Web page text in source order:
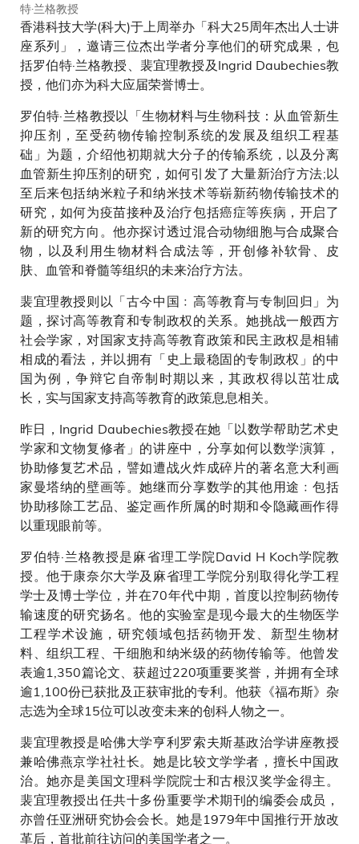
特·兰格教授
香港科技大学(科大)于上周举办「科大25周年杰出人士讲
座系列」，邀请三位杰出学者分享他们的研究成果，包
括罗伯特·兰格教授、裴宜理教授及Ingrid Daubechies教
授，他们亦为科大应届荣誉博士。
罗伯特·兰格教授以「生物材料与生物科技：从血管新生
抑压剂，至受药物传输控制系统的发展及组织工程基
础」为题，介绍他初期就大分子的传输系统，以及分离
血管新生抑压剂的研究，如何引发了大量新治疗方法;以
至后来包括纳米粒子和纳米技术等崭新药物传输技术的
研究，如何为疫苗接种及治疗包括癌症等疾病，开启了
新的研究方向。他亦探讨透过混合动物细胞与合成聚合
物，以及利用生物材料合成法等，开创修补软骨、皮
肤、血管和脊髓等组织的未来治疗方法。
裴宜理教授则以「古今中国﹕高等教育与专制回归」为
题，探讨高等教育和专制政权的关系。她挑战一般西方
社会学家，对国家支持高等教育政策和民主政权是相辅
相成的看法，并以拥有「史上最稳固的专制政权」的中
国为例，争辩它自帝制时期以来，其政权得以茁壮成
长，实与国家支持高等教育的政策息息相关。
昨日，Ingrid Daubechies教授在她「以数学帮助艺术史
学家和文物复修者」的讲座中，分享如何以数学演算，
协助修复艺术品，譬如遭战火炸成碎片的著名意大利画
家曼塔纳的壁画等。她继而分享数学的其他用途﹕包括
协助移除工艺品、鉴定画作所属的时期和令隐藏画作得
以重现眼前等。
罗伯特·兰格教授是麻省理工学院David H Koch学院教
授。他于康奈尔大学及麻省理工学院分别取得化学工程
学士及博士学位，并在70年代中期，首度以控制药物传
输速度的研究扬名。他的实验室是现今最大的生物医学
工程学术设施，研究领域包括药物开发、新型生物材
料、组织工程、干细胞和纳米级的药物传输等。他曾发
表逾1,350篇论文、获超过220项重要奖誉，并拥有全球
逾1,100份已获批及正获审批的专利。他获《福布斯》杂
志选为全球15位可以改变未来的创科人物之一。
裴宜理教授是哈佛大学亨利罗索夫斯基政治学讲座教授
兼哈佛燕京学社社长。她是比较文学学者，擅长中国政
治。她亦是美国文理科学院院士和古根汉奖学金得主。
裴宜理教授出任共十多份重要学术期刊的编委会成员，
亦曾任亚洲研究协会会长。她是1979年中国推行开放改
革后，首批前往访问的美国学者之一。